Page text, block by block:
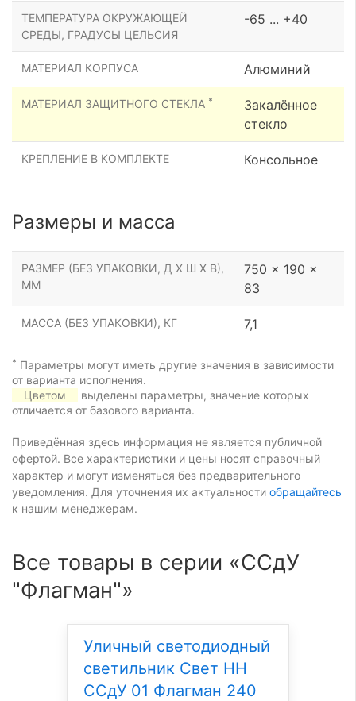
ТЕМПЕРАТУРА ОКРУЖАЮЩЕЙ
СРЕДЫ, ГРАДУСЫ ЦЕЛЬСИЯ
-65 ... +40
МАТЕРИАЛ КОРПУСА Алюминий
МАТЕРИАЛ ЗАЩИТНОГО СТЕКЛА *
Закалённое
стекло
КРЕПЛЕНИЕ В КОМПЛЕКТЕ Консольное
Размеры и масса
РАЗМЕР (БЕЗ УПАКОВКИ, Д Х Ш Х В),
ММ
750 x 190 x
83
МАССА (БЕЗ УПАКОВКИ), КГ 7,1
* Параметры могут иметь другие значения в зависимости
от варианта исполнения.
Цветом
выделены параметры, значение которых
отличается от базового варианта.
Приведённая здесь информация не является публичной
офертой. Все характеристики и цены носят справочный
характер и могут изменяться без предварительного
уведомления. Для уточнения их актуальности обращайтесь
к нашим менеджерам.
Все товары в серии «ССдУ
"Флагман"»
Уличный светодиодный
светильник Свет НН
ССдУ 01 Флагман 240